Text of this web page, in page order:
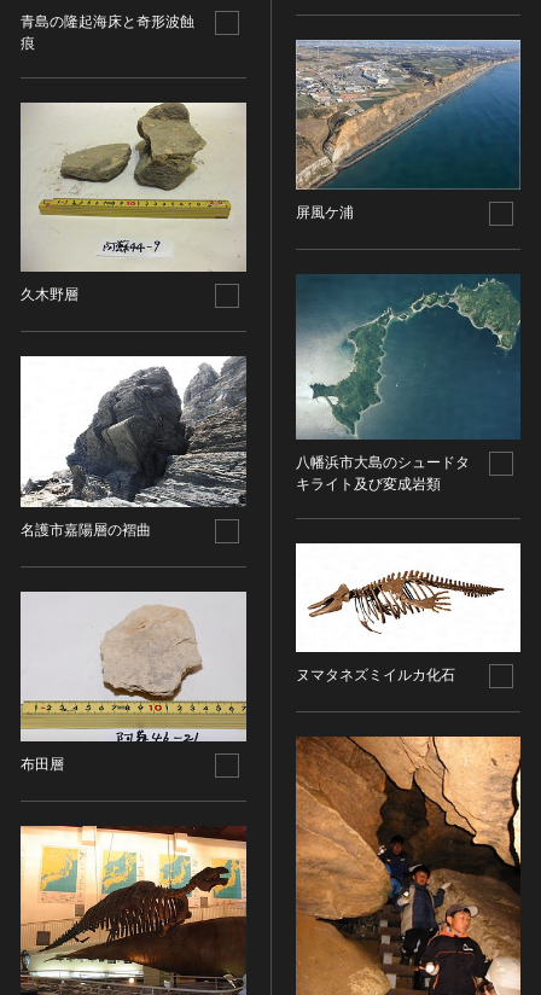
青島の隆起海床と奇形波蝕
痕
久木野層
名護市嘉陽層の褶曲
布田層
屏風ケ浦
八幡浜市大島のシュードタ
キライト及び変成岩類
ヌマタネズミイルカ化石
昭和以降 [日本]
令和 [日本]
旧石器 [朝鮮半島]
新石器 [朝鮮半島]
青銅器 [朝鮮半島]
鉄器 [朝鮮半島]
新羅 [朝鮮半島]
高麗 [朝鮮半島]
朝鮮 [朝鮮半島]
近現代 [朝鮮半島]
旧石器 [中国]
新石器 [中国]
殷（商） [中国]
周 [中国]
春秋時代 [中国]
戦国時代 [中国]
秦 [中国]
三国 [中国]
晋 [中国]
五胡十六国 [中国]
南北朝（六朝） [中国]
隋 [中国]
唐 [中国]
東洋画(日本画を除く)
木版画
銅版画
リトグラフ（石版画）
シルクスクリーン
その他
金属像
石像
石膏像
その他
工芸品
金工
染織
陶磁
ガラス
その他
その他の美術
書
その他
考古資料
石器・石製品類
土器・土製品類
重要文化財
登録有形文化財
重要無形文化財
登録無形文化財
記録作成等の措置を講ずべき無形文化財
重要有形民俗文化財
重要無形民俗文化財
登録無形民俗文化財
記録作成等の措置を講ずべき無形の民俗文化財
名勝
天然記念物
特別史跡
特別名勝
重要伝統的建造物群保存地区
選定保存技術
未指定
有形文化財(建造物)
有形文化財(美術工芸品)
民俗文化財(無形民俗文化財)
記念物(史跡)
記念物(名勝)
記念物(天然記念物)
伝統的建造物群保存地区
メディア（動画等）
動画
高画質画像
画像ライセンス
画像ライセンスを選択
CC0
PDM
CC BY-SA（表示—継承）
CC BY-ND（表示—改変禁止）
CC BY-NC（表示—非営利）
CC BY-NC-SA（表示—非営利—継承）
CC BY-NC-ND（表示—非営利—改変禁止）
IN COPYRIGHT（著作権あり）
IN COPYRIGHT - EU ORPHAN WORK（著作権あり-
EU孤児著作物）
IN COPYRIGHT - EDUCATIONAL USE
PERMITTED（著作権あり-教育目的の利用可）
IN COPYRIGHT - NONCOMMERCIAL USE
PERMITTED（著作権あり-非営利目的の利用可）
IN COPYRIGHT - RIGHTSHOLDER(S) UNLOCATABLE
OR UNIDENTIFIABLE（著作権あり-著作権者不明）
NO COPYRIGHT - CONTRACTUAL
RESTRICTIONS（著作権なし-契約による制限あり）
NO COPYRIGHT - NONCOMMERCIAL USE ONLY（著
作権なし-非営利目的のみ利用可）
NO COPYRIGHT - OTHER KNOWN LEGAL
RESTRICTIONS（著作権なし-他の法的制限あり）
NO COPYRIGHT - UNITED STATES（著作権なし-米国
の法律上）
検索する
入力情報をクリア
連想検索
連想検索する
20件で表示
入力情報をクリア